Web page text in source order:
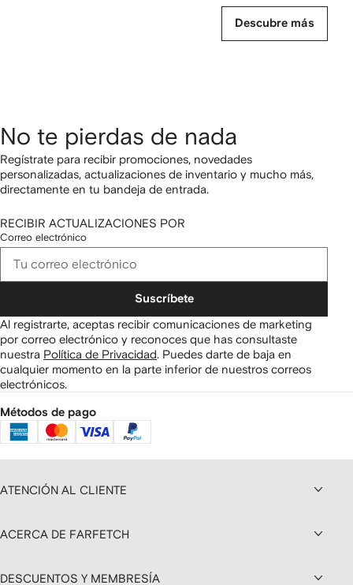
Descubre más
No te pierdas de nada
Regístrate para recibir promociones, novedades
personalizadas, actualizaciones de inventario y mucho más,
directamente en tu bandeja de entrada.
RECIBIR ACTUALIZACIONES POR
Correo electrónico
Suscríbete
Al registrarte, aceptas recibir comunicaciones de marketing
por correo electrónico y reconoces que has consultaste
nuestra Política de Privacidad Puedes darte de baja en
cualquier momento en la parte inferior de nuestros correos
electrónicos.
Métodos de pago
ATENCIÓN AL CLIENTE
ACERCA DE FARFETCH
DESCUENTOS Y MEMBRESÍA